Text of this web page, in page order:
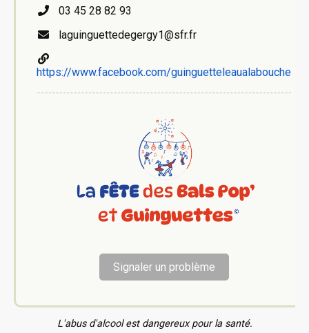
03 45 28 82 93
laguinguettedegergy1@sfr.fr
https://www.facebook.com/guinguetteleaualabouche
Signaler un problème
L'abus d'alcool est dangereux pour la santé.